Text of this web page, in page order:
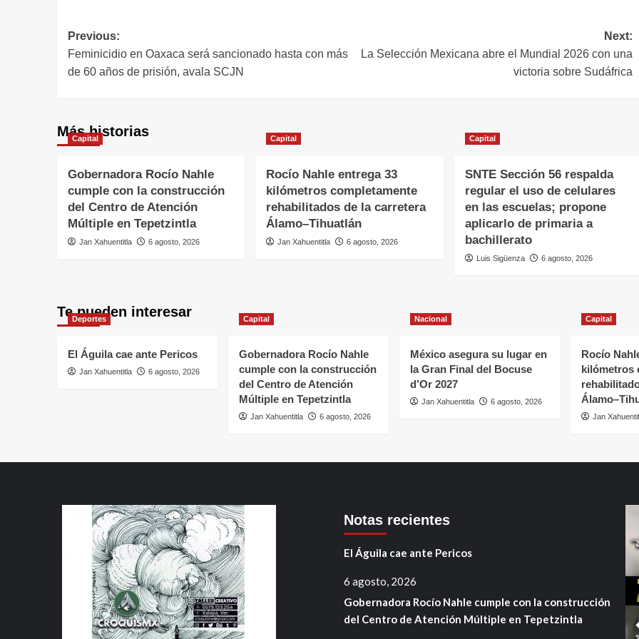
Previous:
Feminicidio en Oaxaca será sancionado hasta con más
de 60 años de prisión, avala SCJN
Next:
La Selección Mexicana abre el Mundial 2026 con una
victoria sobre Sudáfrica
Más historias
Capital
Gobernadora Rocío Nahle
cumple con la construcción
del Centro de Atención
Múltiple en Tepetzintla
Jan Xahuentitla 6 agosto, 2026
Capital
Rocío Nahle entrega 33
kilómetros completamente
rehabilitados de la carretera
Álamo–Tihuatlán
Jan Xahuentitla 6 agosto, 2026
Capital
SNTE Sección 56 respalda
regular el uso de celulares
en las escuelas; propone
aplicarlo de primaria a
bachillerato
Luis Sigüenza 6 agosto, 2026
Te pueden interesar
Deportes
El Águila cae ante Pericos
Jan Xahuentitla 6 agosto, 2026
Capital
Gobernadora Rocío Nahle
cumple con la construcción
del Centro de Atención
Múltiple en Tepetzintla
Jan Xahuentitla 6 agosto, 2026
Nacional
México asegura su lugar en
la Gran Final del Bocuse
d’Or 2027
Jan Xahuentitla 6 agosto, 2026
Capital
Rocío
kilómetros
Jan
Notas recientes
El Águila cae ante Pericos
6 agosto, 2026
Gobernadora Rocío Nahle cumple con la construcción
del Centro de Atención Múltiple en Tepetzintla